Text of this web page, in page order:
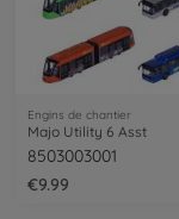
Engins de chantier
Majo Utility 6 Asst
8503003001
€9.99